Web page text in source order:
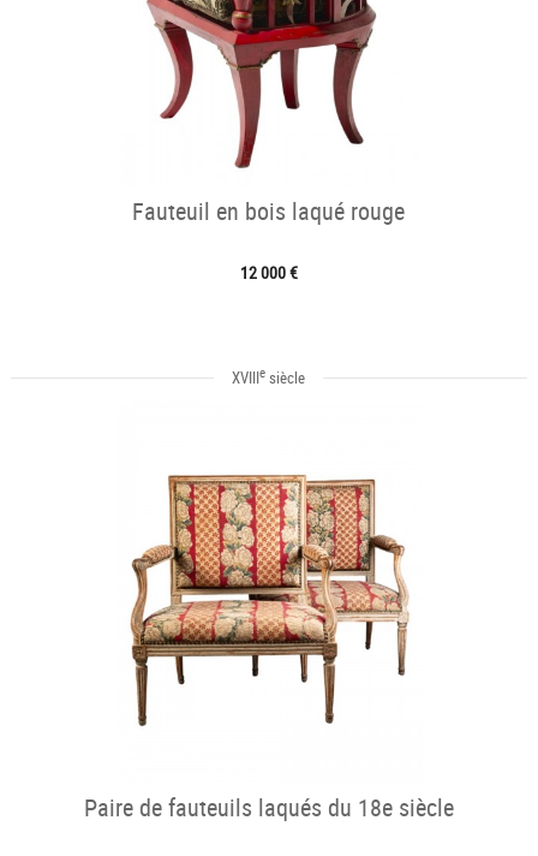
Fauteuil en bois laqué rouge
12 000 €
XVIIIe siècle
Paire de fauteuils laqués du 18e siècle